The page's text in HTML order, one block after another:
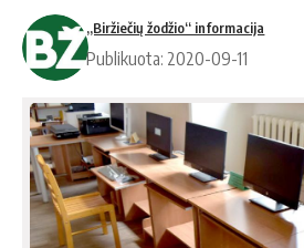
„Biržiečių žodžio“ informacija
Publikuota: 2020-09-11